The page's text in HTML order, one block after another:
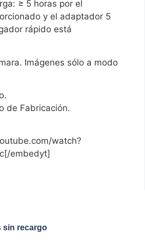
≥ 5 horas por el
y el adaptador 5
rápido está
Imágenes sólo a modo
de Fabricación.
watch?
embedyt]
sin recargo